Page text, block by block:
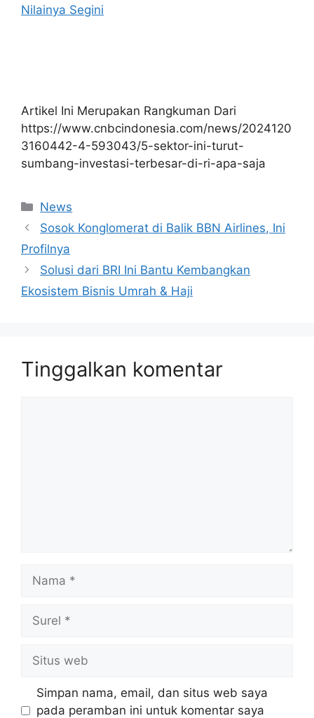
Nilainya Segini
Artikel Ini Merupakan Rangkuman Dari
https://www.cnbcindonesia.com/news/2024120
3160442-4-593043/5-sektor-ini-turut-
sumbang-investasi-terbesar-di-ri-apa-saja
Kategori
News
Sosok Konglomerat di Balik BBN Airlines, Ini
Profilnya
Solusi dari BRI Ini Bantu Kembangkan
Ekosistem Bisnis Umrah & Haji
Tinggalkan komentar
web
Simpan nama, email, dan situs web saya
pada peramban ini untuk komentar saya